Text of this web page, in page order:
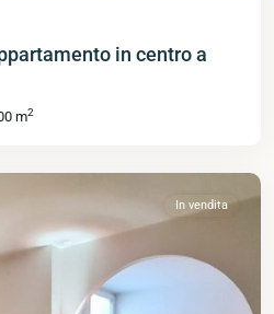
in centro a
m2
In vendita